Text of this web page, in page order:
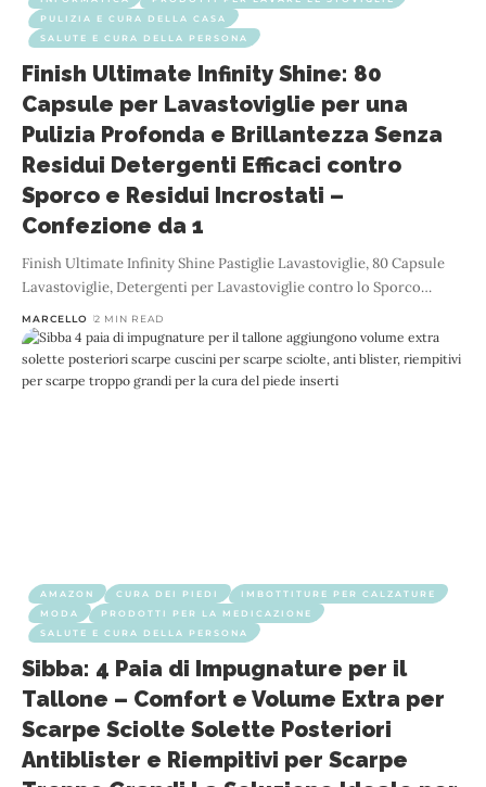
PULIZIA E CURA DELLA CASA
SALUTE E CURA DELLA PERSONA
Finish Ultimate Infinity Shine: 80
Capsule per Lavastoviglie per una
Pulizia Profonda e Brillantezza Senza
Residui Detergenti Efficaci contro
Sporco e Residui Incrostati –
Confezione da 1
Finish Ultimate Infinity Shine Pastiglie Lavastoviglie, 80 Capsule
Lavastoviglie, Detergenti per Lavastoviglie contro lo Sporco…
MARCELLO 2 MIN READ
AMAZON CURA DEI PIEDI
IMBOTTITURE PER CALZATURE
MODA
PRODOTTI PER LA MEDICAZIONE
SALUTE E CURA DELLA PERSONA
Sibba: 4 Paia di Impugnature per il
Tallone – Comfort e Volume Extra per
Scarpe Sciolte Solette Posteriori
Antiblister e Riempitivi per Scarpe